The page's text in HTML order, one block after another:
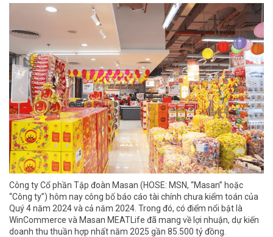
Công ty Cổ phần Tập đoàn Masan (HOSE: MSN, “Masan” hoặc
“Công ty”) hôm nay công bố báo cáo tài chính chưa kiểm toán của
Quý 4 năm 2024 và cả năm 2024. Trong đó, có điểm nổi bật là
WinCommerce và Masan MEATLife đã mang về lợi nhuận, dự kiến
doanh thu thuần hợp nhất năm 2025 gần 85.500 tỷ đồng.